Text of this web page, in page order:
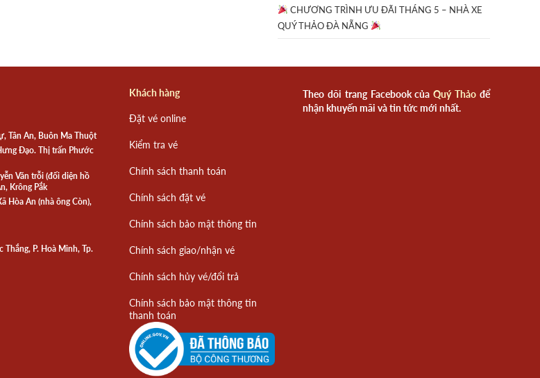
CHƯƠNG TRÌNH ƯU ĐÃI THÁNG 5 – NHÀ XE
QUÝ THẢO ĐÀ NẴNG
Tân An, Buôn Ma Thuột
Đạo. Thị trấn Phước
Văn trỗi (đối diện hồ
Krông Pắk
Hòa An (nhà ông Còn),
P. Hoà Minh, Tp.
Khách hàng
Đặt vé online
Kiểm tra vé
Chính sách thanh toán
Chính sách đặt vé
Chính sách bảo mật thông tin
Chính sách giao/nhận vé
Chính sách hủy vé/đổi trả
Chính sách bảo mật thông tin
thanh toán
Theo dõi trang Facebook củaQuý Thảo để
nhận khuyến mãi và tin tức mới nhất.